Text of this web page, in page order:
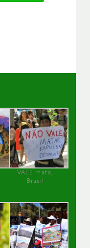
VALE mata,
Brasil